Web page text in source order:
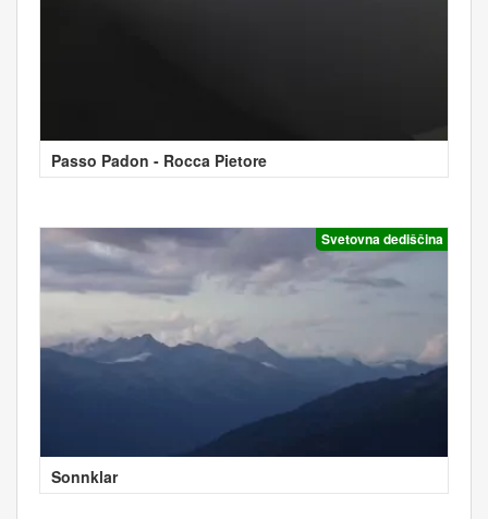
Passo Padon - Rocca Pietore
Svetovna dediščina
Sonnklar